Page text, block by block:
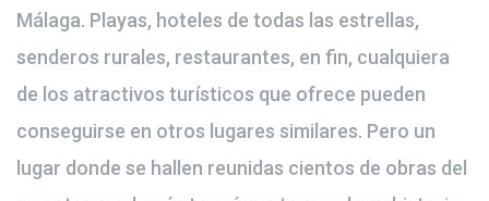
Málaga. Playas, hoteles de todas las estrellas,
senderos rurales, restaurantes, en fin, cualquiera
de los atractivos turísticos que ofrece pueden
conseguirse en otros lugares similares. Pero un
lugar donde se hallen reunidas cientos de obras del